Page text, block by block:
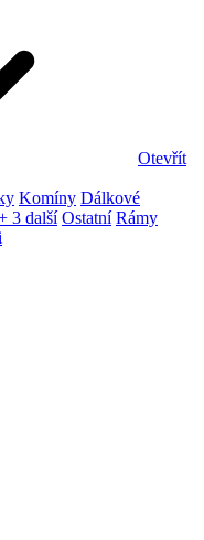
Otevřít
Komíny Dálkové
3 další Ostatní Rámy